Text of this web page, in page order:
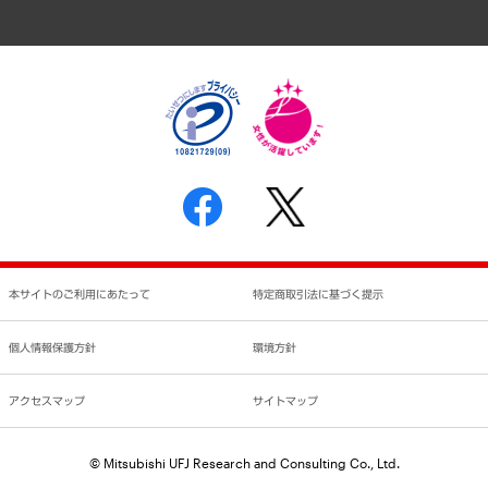
個人情報保護方針
反社会的勢力に対する基本方針
書面による個人情報の開示等の請求の手続きについて
本サイトのご利用にあたって 特定商取引法に基づく提示
個人情報保護方針 環境方針
アクセスマップ サイトマップ
© Mitsubishi UFJ Research and Consulting Co., Ltd.